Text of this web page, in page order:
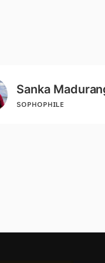
Sanka
sᴏᴘʜᴏᴘʜɪʟᴇ